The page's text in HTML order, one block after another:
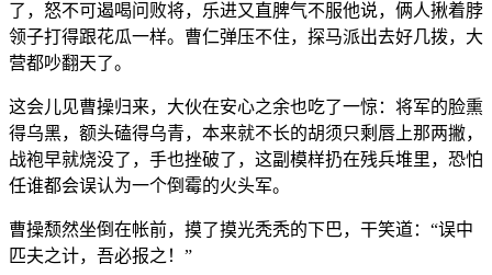
了，怒不可遏喝问败将，乐进又直脾气不服他说，俩人揪着脖
领子打得跟花瓜一样。曹仁弹压不住，探马派出去好几拨，大
营都吵翻天了。
这会儿见曹操归来，大伙在安心之余也吃了一惊：将军的脸熏
得乌黑，额头磕得乌青，本来就不长的胡须只剩唇上那两撇，
战袍早就烧没了，手也挫破了，这副模样扔在残兵堆里，恐怕
任谁都会误认为一个倒霉的火头军。
曹操颓然坐倒在帐前，摸了摸光秃秃的下巴，干笑道：“误中
匹夫之计，吾必报之！”